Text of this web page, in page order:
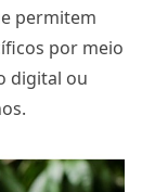
permitem
por meio
digital ou